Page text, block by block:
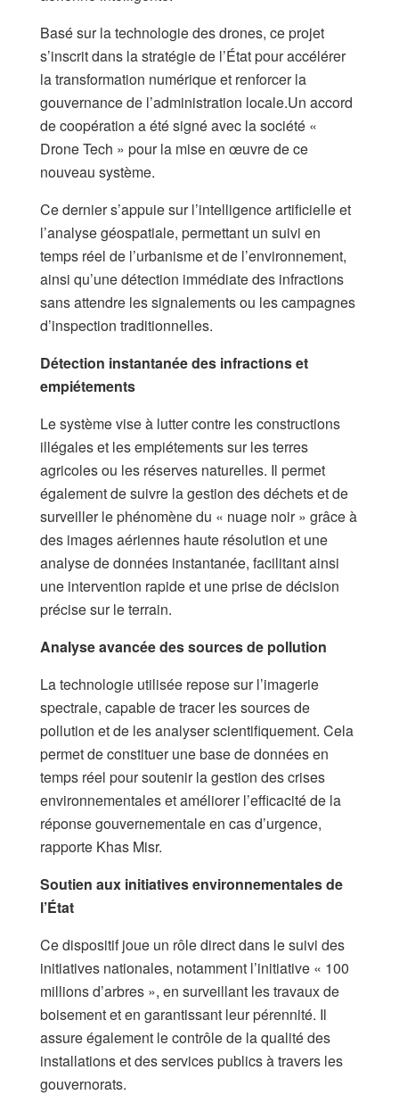
Basé sur la technologie des drones, ce projet
s’inscrit dans la stratégie de l’État pour accélérer
la transformation numérique et renforcer la
gouvernance de l’administration locale.Un accord
de coopération a été signé avec la société «
Drone Tech » pour la mise en œuvre de ce
nouveau système.
Ce dernier s’appuie sur l’intelligence artificielle et
l’analyse géospatiale, permettant un suivi en
temps réel de l’urbanisme et de l’environnement,
ainsi qu’une détection immédiate des infractions
sans attendre les signalements ou les campagnes
d’inspection traditionnelles.​
Détection instantanée des infractions et
empiétements
​Le système vise à lutter contre les constructions
illégales et les empiétements sur les terres
agricoles ou les réserves naturelles. Il permet
également de suivre la gestion des déchets et de
surveiller le phénomène du « nuage noir » grâce à
des images aériennes haute résolution et une
analyse de données instantanée, facilitant ainsi
une intervention rapide et une prise de décision
précise sur le terrain.​
Analyse avancée des sources de pollution​
La technologie utilisée repose sur l’imagerie
spectrale, capable de tracer les sources de
pollution et de les analyser scientifiquement. Cela
permet de constituer une base de données en
temps réel pour soutenir la gestion des crises
environnementales et améliorer l’efficacité de la
réponse gouvernementale en cas d’urgence,
rapporte Khas Misr.
Soutien aux initiatives environnementales de
l’État​
Ce dispositif joue un rôle direct dans le suivi des
initiatives nationales, notamment l’initiative « 100
millions d’arbres », en surveillant les travaux de
boisement et en garantissant leur pérennité. Il
assure également le contrôle de la qualité des
installations et des services publics à travers les
gouvernorats.​